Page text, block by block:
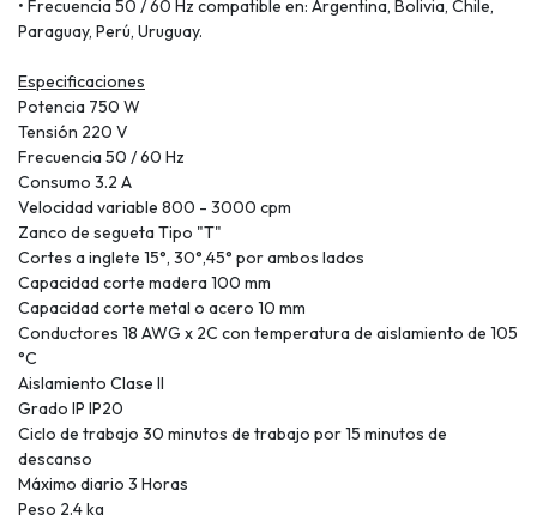
• Frecuencia 50 / 60 Hz compatible en: Argentina, Bolivia, Chile,
Paraguay, Perú, Uruguay.
Especificaciones
Potencia 750 W
Tensión 220 V
Frecuencia 50 / 60 Hz
Consumo 3.2 A
Velocidad variable 800 - 3000 cpm
Zanco de segueta Tipo "T"
Cortes a inglete 15°, 30°,45° por ambos lados
Capacidad corte madera 100 mm
Capacidad corte metal o acero 10 mm
Conductores 18 AWG x 2C con temperatura de aislamiento de 105
°C
Aislamiento Clase II
Grado IP IP20
Ciclo de trabajo 30 minutos de trabajo por 15 minutos de
descanso
Máximo diario 3 Horas
Peso 2.4 kg